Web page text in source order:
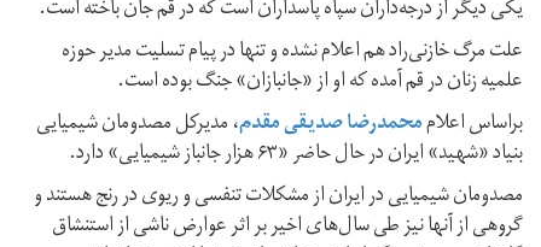
یکی دیگر از درجه‌داران سپاه پاسداران است که در قم جان باخته است.
علت مرگ خازنی‌راد هم اعلام نشده و تنها در پیام تسلیت مدیر حوزه
علمیه زنان در قم آمده که او از «جانبازان» جنگ بوده است.
براساس اعلاممحمدرضا صدیقی مقدم، مدیرکل مصدومان شیمیایی
بنیاد «شهید» ایران در حال حاضر «۶۳ هزار جانباز شیمیایی» دارد.
مصدومان شیمیایی در ایران از مشکلات تنفسی و ریوی در رنج هستند و
گروهی از آنها نیز طی سال‌های اخیر بر اثر عوارض ناشی از استنشاق